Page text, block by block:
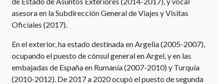
asesora en la Subdirección General de Viajes y Visitas
Oficiales (2017).
En el exterior, ha estado destinada en Argelia (2005-2007),
ocupando el puesto de cónsul general en Argel, y en las
embajadas de España en Rumanía (2007-2010) y Turquía
(2010-2012). De 2017 a 2020 ocupó el puesto de segunda